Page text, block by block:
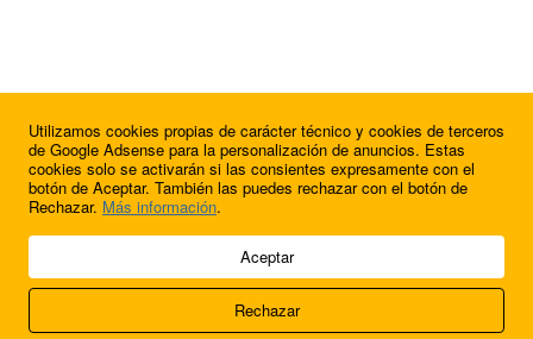
© 2009 - 2026 Soluciones Corporativas IP, SL.
Acerca de nosotros
FútbolBalear
Utilizamos cookies propias de carácter técnico y cookies de terceros
de Google Adsense para la personalización de anuncios. Estas
cookies solo se activarán si las consientes expresamente con el
botón de Aceptar. También las puedes rechazar con el botón de
Rechazar. Más información.
Aceptar
Rechazar